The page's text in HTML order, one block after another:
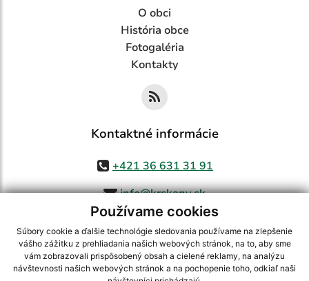
Používame cookies
Súbory cookie a ďalšie technológie sledovania používame na zlepšenie
vášho zážitku z prehliadania našich webových stránok, na to, aby sme
vám zobrazovali prispôsobený obsah a cielené reklamy, na analýzu
návštevnosti našich webových stránok a na pochopenie toho, odkiaľ naši
O obci
História obce
Fotogaléria
Kontakty
Kontaktné informácie
+421 36 631 31 91
info@krskany.sk
využite možnosť získavania aktuálnych informácií s využitím RSS
CMS systém (redakčný) systém ECHELON 2,Mapa stránok,web portál